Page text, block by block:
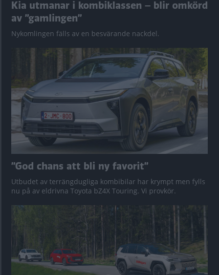
Kia utmanar i kombiklassen – blir omkörd
av ”gamlingen”
Nykomlingen fälls av en besvärande nackdel.
”God chans att bli ny favorit”
Utbudet av terrängdugliga kombibilar har krympt men fylls
nu på av eldrivna Toyota bZ4X Touring. Vi provkör.